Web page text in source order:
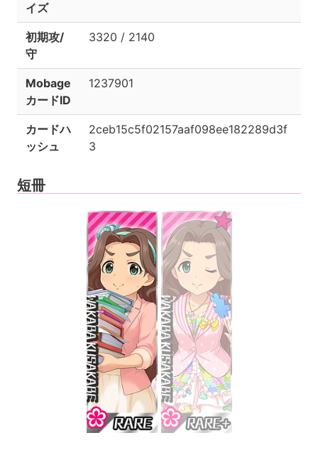
イズ
初期攻/
守
3320 / 2140
Mobage
カードID
1237901
カードハ
ッシュ
2ceb15c5f02157aaf098ee182289d3f
3
短冊